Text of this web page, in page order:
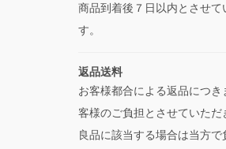
商品到着後７日以内とさせて
す。
返品送料
お客様都合による返品につき
客様のご負担とさせていただ
良品に該当する場合は当方で